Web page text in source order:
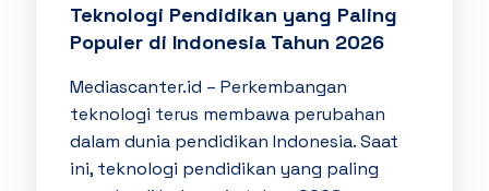
Teknologi Pendidikan yang Paling
Populer di Indonesia Tahun 2026
Mediascanter.id – Perkembangan
teknologi terus membawa perubahan
dalam dunia pendidikan Indonesia. Saat
ini, teknologi pendidikan yang paling